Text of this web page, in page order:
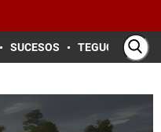
SUCESOS TEGUCIGALPA